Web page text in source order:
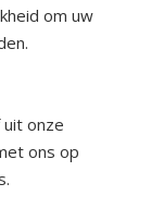
om uw
onze
ons op